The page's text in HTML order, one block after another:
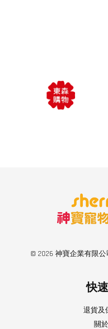
© 2026 神寶企業有限公
快
退貨及
關